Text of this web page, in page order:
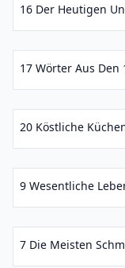
16 Der Heutigen
17 Wörter Aus Den
20 Köstliche
9 Wesentliche
7 Die Meisten